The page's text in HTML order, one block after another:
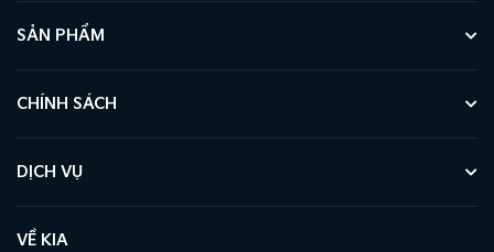
SẢN PHẨM
CHÍNH SÁCH
DỊCH VỤ
VỀ KIA